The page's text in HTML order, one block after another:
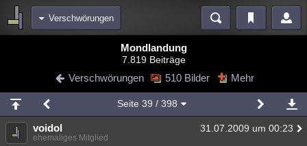
Verschwörungen
Blogs Videos
Chat Wiki Neuigkeiten
meine Rubriken
Menschen Mystery Kriminalfälle
Mondlandung
7.819 Beiträge
Verschwörungen 510 Bilder Mehr
Seite 39 / 398
voidol 31.07.2009 um 00:23
ehemaliges Mitglied